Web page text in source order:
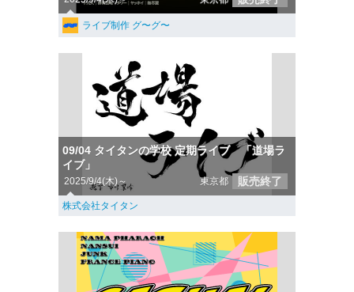
ライブ制作 グ〜グ〜
09/04 タイタンの学校 定期ライブ 「道場ラ
イブ」
2025/9/4(木)～ 東京都 販売終了
株式会社タイタン